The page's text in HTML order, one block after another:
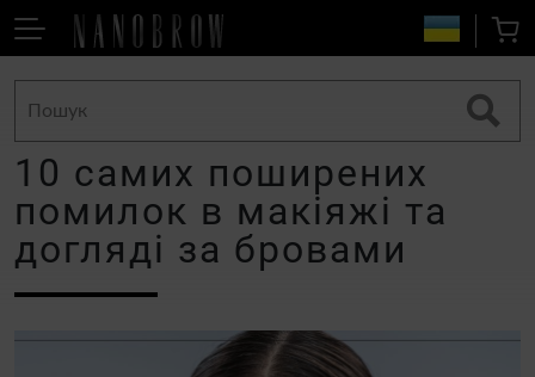
10 самих поширених
помилок в макіяжі та
догляді за бровами